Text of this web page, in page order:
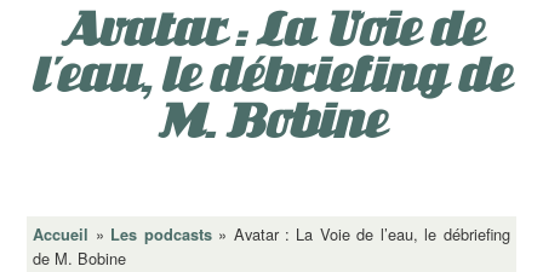
Avatar : La Voie de
l’eau, le débriefing de
M. Bobine
Accueil » Les podcasts» Avatar : La Voie de l’eau, le débriefing
de M. Bobine